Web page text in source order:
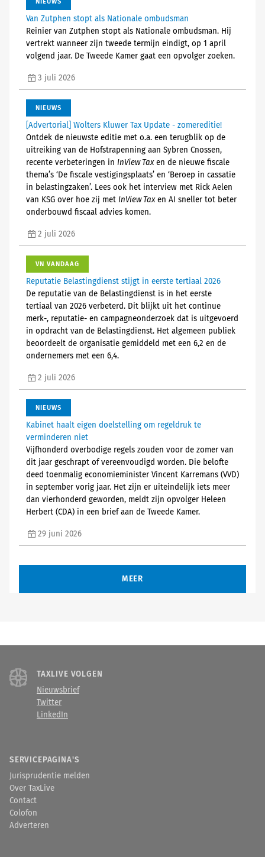
Van Zutphen stopt als Nationale ombudsman
Reinier van Zutphen stopt als Nationale ombudsman. Hij
vertrekt wanneer zijn tweede termijn eindigt, op 1 april
volgend jaar. De Tweede Kamer gaat een opvolger zoeken.
3 juli 2026
NIEUWS
[Advertorial] Wolters Kluwer Tax Update - zomereditie!
Ontdek de nieuwste editie met o.a. een terugblik op de
uitreiking van de Hofstrapenning aan Sybren Cnossen,
recente verbeteringen in InView Taxen de nieuwe fiscale
thema’s ‘De fiscale vestigingsplaats’ en ‘Beroep in cassatie
in belastingzaken’. Lees ook het interview met Rick Aelen
van KSG over hoe zij met InView Taxen AI sneller tot beter
onderbouwd fiscaal advies komen.
2 juli 2026
VN VANDAAG
Reputatie Belastingdienst stijgt in eerste tertiaal 2026
De reputatie van de Belastingdienst is in het eerste
tertiaal van 2026 verbeterd. Dit blijkt uit het continue
merk-, reputatie- en campagneonderzoek dat is uitgevoerd
in opdracht van de Belastingdienst. Het algemeen publiek
beoordeelt de organisatie gemiddeld met een 6,2 en de
ondernemers met een 6,4.
2 juli 2026
NIEUWS
Kabinet haalt eigen doelstelling om regeldruk te
verminderen niet
Vijfhonderd overbodige regels zouden voor de zomer van
dit jaar geschrapt of vereenvoudigd worden. Die belofte
deed toenmalig economieminister Vincent Karremans (VVD)
in september vorig jaar. Het zijn er uiteindelijk iets meer
dan vierhonderd geworden, meldt zijn opvolger Heleen
Herbert (CDA) in een brief aan de Tweede Kamer.
29 juni 2026
MEER
TAXLIVE VOLGEN
Nieuwsbrief
Twitter
LinkedIn
SERVICEPAGINA'S
Jurisprudentie melden
Over TaxLive
Contact
Colofon
Adverteren